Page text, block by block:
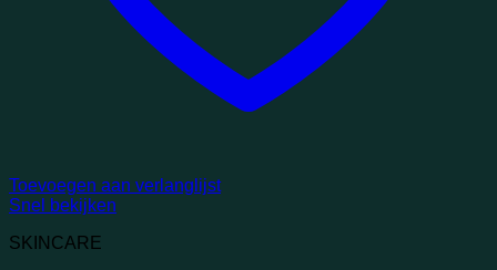
Toevoegen aan verlanglijst
Snel bekijken
SKINCARE